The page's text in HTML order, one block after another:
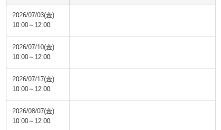
2026/07/03(金)
10:00～12:00
2026/07/10(金)
10:00～12:00
2026/07/17(金)
10:00～12:00
2026/08/07(金)
10:00～12:00